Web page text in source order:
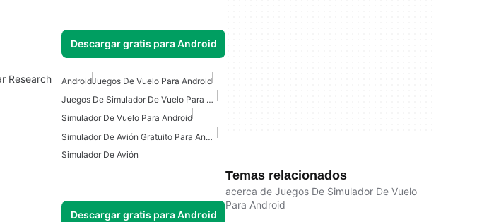
Descargar gratis para Android
Research
AndroidJuegos De Vuelo Para Android
Juegos De Simulador De Vuelo Para Android
Simulador De Vuelo Para Android
Simulador De Avión Gratuito Para Android
Simulador De Avión
Descargar gratis para Android
Temas relacionados
acerca de Juegos De Simulador De Vuelo
Para Android